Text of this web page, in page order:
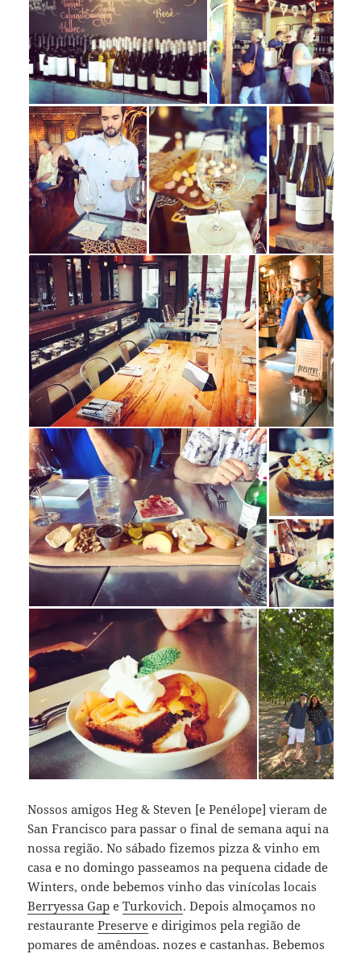
Nossos amigos Heg & Steven [e Penélope] vieram de
San Francisco para passar o final de semana aqui na
nossa região. No sábado fizemos pizza & vinho em
casa e no domingo passeamos na pequena cidade de
Winters, onde bebemos vinho das vinícolas locais
Berryessa Gap eTurkovich. Depois almoçamos no
restaurantePreserve e dirigimos pela região de
pomares de amêndoas. nozes e castanhas. Bebemos